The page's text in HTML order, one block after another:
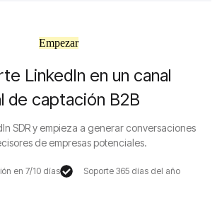
Empezar
LinkedIn en un canal
de captación B2B
SDR y empieza a generar conversaciones
de empresas potenciales.
en 7/10 días Soporte 365 días del año